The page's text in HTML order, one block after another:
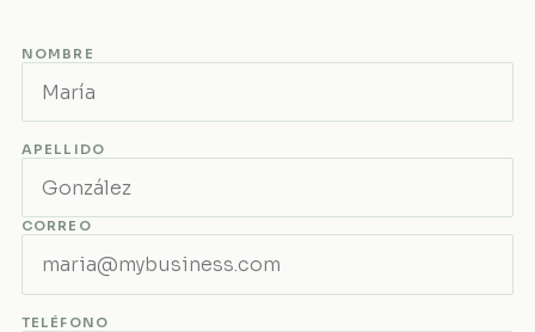
NOMBRE
APELLIDO
CORREO
TELÉFONO